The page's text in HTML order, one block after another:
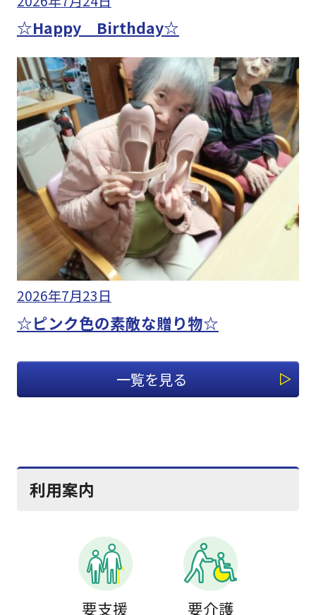
☆Happy Birthday☆
2026年7月23日
☆ピンク色の素敵な贈り物☆
一覧を見る
利用案内
要支援 要介護